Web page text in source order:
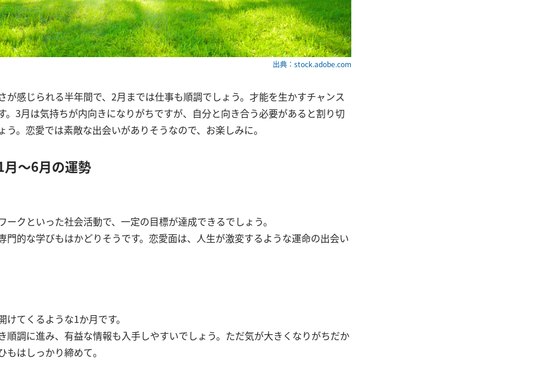
出典：stock.adobe.com
が感じられる半年間で、2月までは仕事も順調でしょう。才能を生かすチャンス
。3月は気持ちが内向きになりがちですが、自分と向き合う必要があると割り切
う。恋愛では素敵な出会いがありそうなので、お楽しみに。
～6月の運勢
ークといった社会活動で、一定の目標が達成できるでしょう。
門的な学びもはかどりそうです。恋愛面は、人生が激変するような運命の出会い
けてくるような1か月です。
順調に進み、有益な情報も入手しやすいでしょう。ただ気が大きくなりがちだか
もはしっかり締めて。